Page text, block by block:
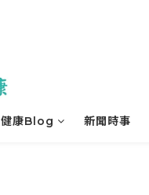
健康Blog 新聞時事